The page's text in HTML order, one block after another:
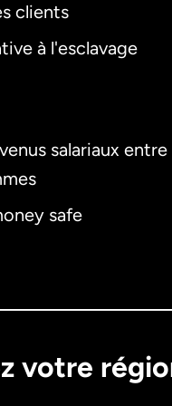
clients
à l'esclavage
salariaux entre
safe
votre